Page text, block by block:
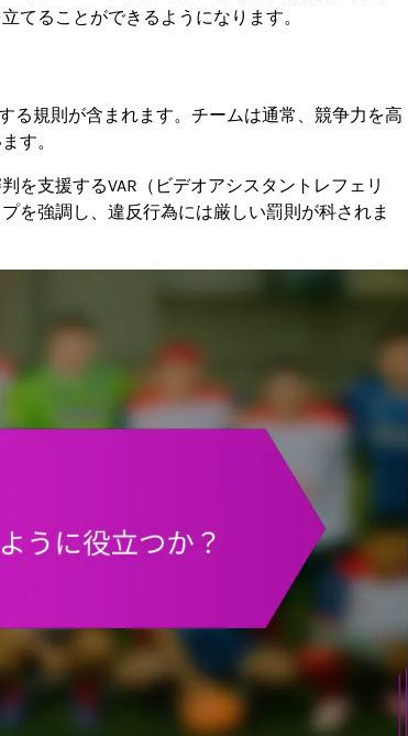
てることができるようになります。
る規則が含まれます。チームは通常、競争力を高
す。
を支援するVAR（ビデオアシスタントレフェリ
を強調し、違反行為には厳しい罰則が科されま